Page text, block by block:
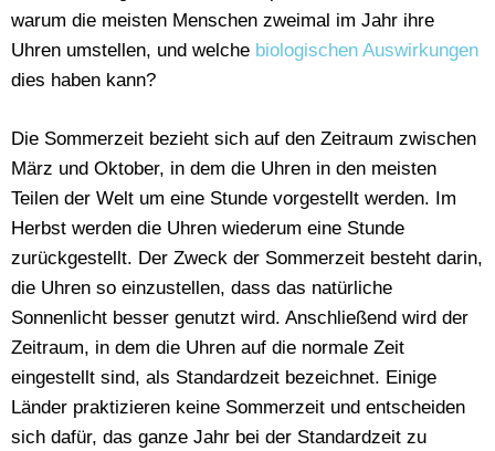
warum die meisten Menschen zweimal im Jahr ihre
Uhren umstellen, und welche biologischen Auswirkungen
dies haben kann?
Die Sommerzeit bezieht sich auf den Zeitraum zwischen
März und Oktober, in dem die Uhren in den meisten
Teilen der Welt um eine Stunde vorgestellt werden. Im
Herbst werden die Uhren wiederum eine Stunde
zurückgestellt. Der Zweck der Sommerzeit besteht darin,
die Uhren so einzustellen, dass das natürliche
Sonnenlicht besser genutzt wird. Anschließend wird der
Zeitraum, in dem die Uhren auf die normale Zeit
eingestellt sind, als Standardzeit bezeichnet. Einige
Länder praktizieren keine Sommerzeit und entscheiden
sich dafür, das ganze Jahr bei der Standardzeit zu